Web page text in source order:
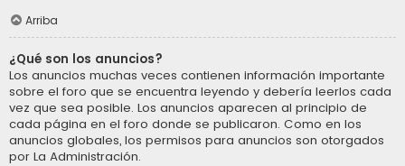
Arriba
¿Qué son los anuncios?
Los anuncios muchas veces contienen información importante
sobre el foro que se encuentra leyendo y debería leerlos cada
vez que sea posible. Los anuncios aparecen al principio de
cada página en el foro donde se publicaron. Como en los
anuncios globales, los permisos para anuncios son otorgados
por La Administración.